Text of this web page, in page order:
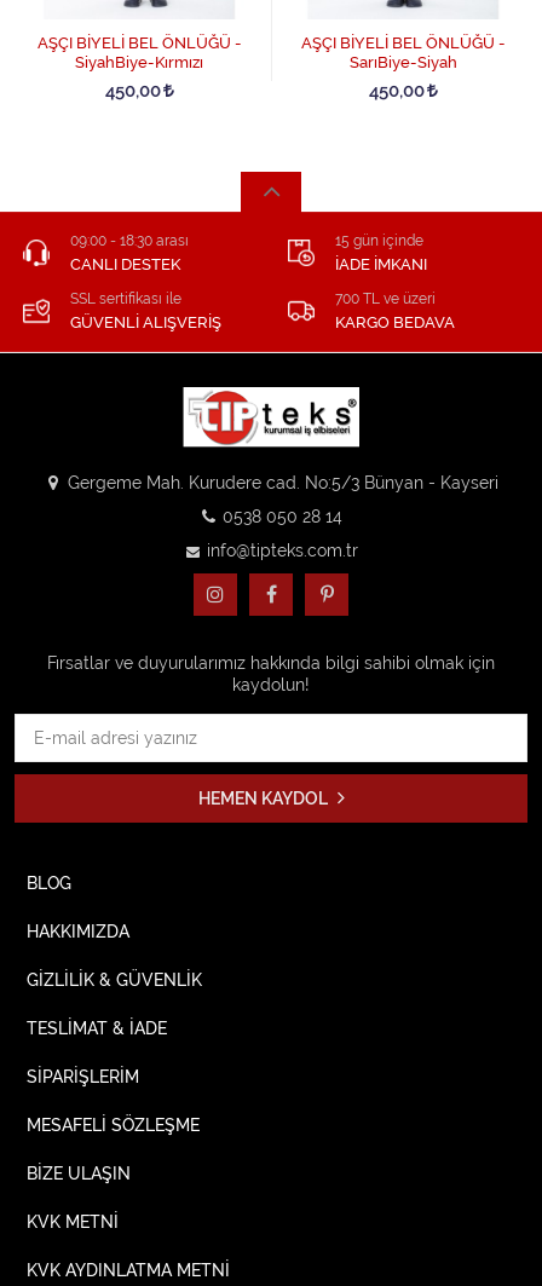
AŞÇI BİYELİ BEL ÖNLÜĞÜ -
SiyahBiye-Kırmızı
450,00
AŞÇI BİYELİ BEL ÖNLÜĞÜ -
SarıBiye-Siyah
450,00
09:00 - 18:30 arası
CANLI DESTEK
15 gün içinde
İADE İMKANI
SSL sertifikası ile
GÜVENLİ ALIŞVERİŞ
700 TL ve üzeri
KARGO BEDAVA
Gergeme Mah. Kurudere cad. No:5/3 Bünyan - Kayseri
0538 050 28 14
info@tipteks.com.tr
Fırsatlar ve duyurularımız hakkında bilgi sahibi olmak için
kaydolun!
HEMEN KAYDOL
BLOG
HAKKIMIZDA
GİZLİLİK & GÜVENLİK
TESLİMAT & İADE
SİPARİŞLERİM
MESAFELİ SÖZLEŞME
BİZE ULAŞIN
KVK METNİ
KVK AYDINLATMA METNİ